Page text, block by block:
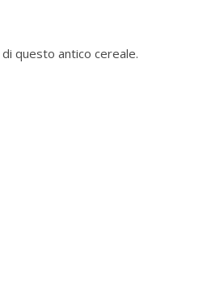
di questo antico cereale.